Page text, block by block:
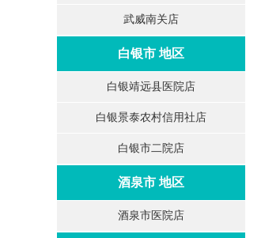
武威南关店
白银市 地区
白银靖远县医院店
白银景泰农村信用社店
白银市二院店
酒泉市 地区
酒泉市医院店